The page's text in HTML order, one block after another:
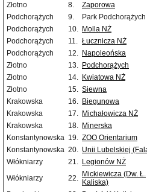
Złotno
8. Zaporowa
Podchorążych
9.
Park Podchorążych
Podchorążych
10. Molla NŻ
Podchorążych
11. Łucznicza NŻ
Podchorążych
12. Napoleońska
Złotno
13. Podchorążych
Złotno
14. Kwiatowa NŻ
Złotno
15. Siewna
Krakowska
16. Biegunowa
Krakowska
17. Michałowicza NŻ
Krakowska
18. Minerska
Konstantynowska 19. ZOO Orientarium
Konstantynowska 20. Unii Lubelskiej
Włókniarzy
21. Legionów NŻ
Włókniarzy
22. Mickiewicza (Dw. Ł.
Kaliska)